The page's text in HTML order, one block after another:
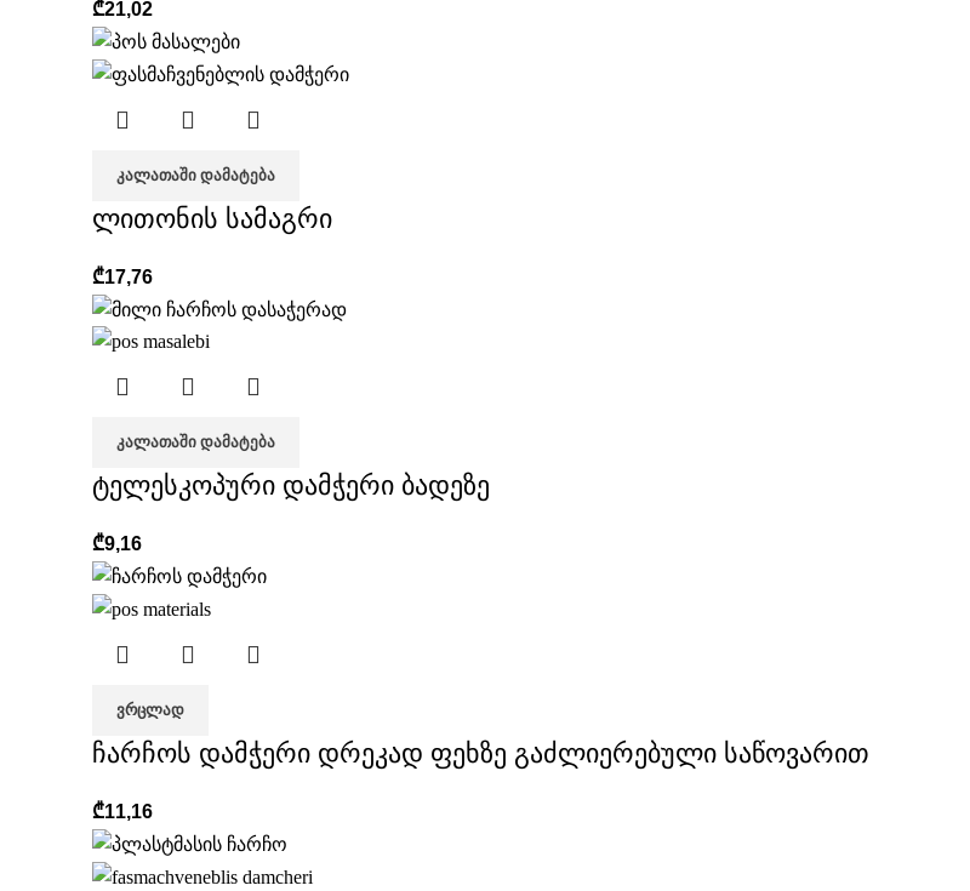
₾21,02
ᲙᲐᲚᲐᲗᲐᲨᲘ ᲓᲐᲛᲐᲢᲔᲑᲐ
ლითონის სამაგრი
₾17,76
ᲙᲐᲚᲐᲗᲐᲨᲘ ᲓᲐᲛᲐᲢᲔᲑᲐ
ტელესკოპური დამჭერი ბადეზე
₾9,16
ᲕᲠᲪᲚᲐᲓ
ჩარჩოს დამჭერი დრეკად ფეხზე გაძლიერებული საწოვარით
₾11,16